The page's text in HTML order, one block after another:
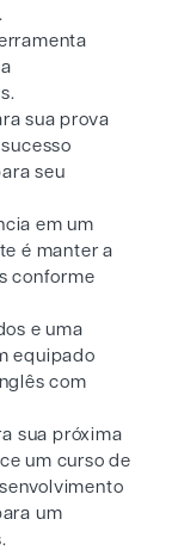
sua prova
seu
em um
é manter a
conforme
e uma
equipado
com
sua próxima
um curso de
um